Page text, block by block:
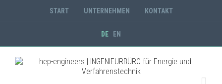
START UNTERNEHMEN KONTAKT
DE EN